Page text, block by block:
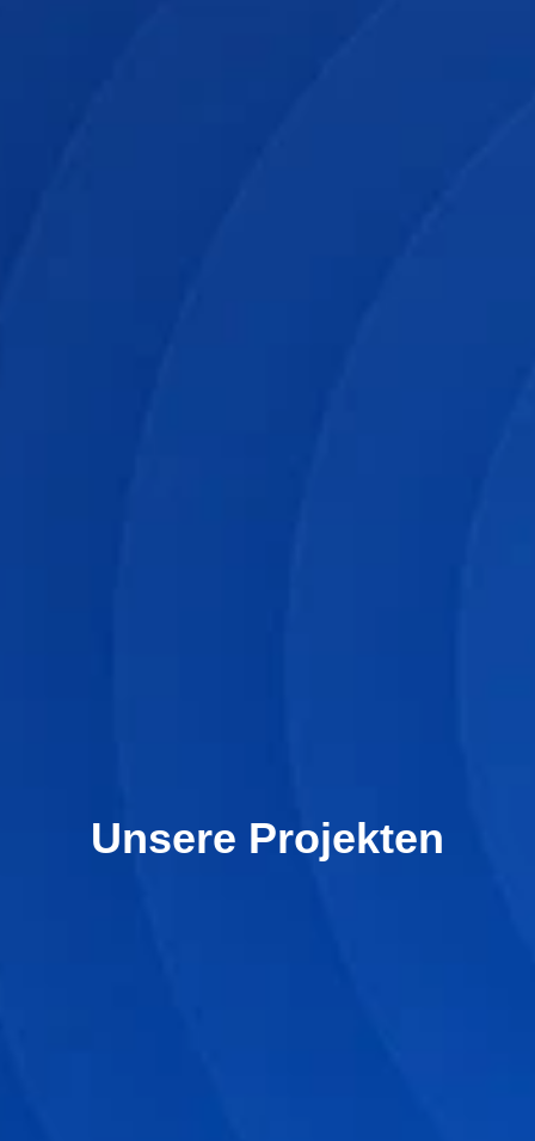
Unsere Projekten
zum Projekt